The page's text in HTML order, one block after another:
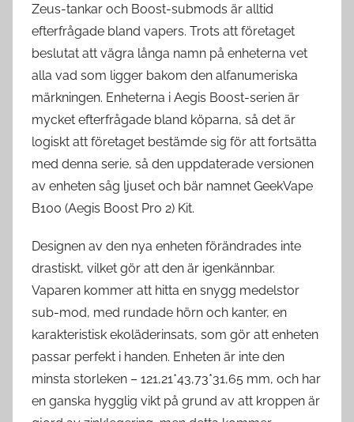
Zeus-tankar och Boost-submods är alltid
efterfrågade bland vapers. Trots att företaget
beslutat att vägra långa namn på enheterna vet
alla vad som ligger bakom den alfanumeriska
märkningen. Enheterna i Aegis Boost-serien är
mycket efterfrågade bland köparna, så det är
logiskt att företaget bestämde sig för att fortsätta
med denna serie, så den uppdaterade versionen
av enheten såg ljuset och bär namnet GeekVape
B100 (Aegis Boost Pro 2) Kit.
Designen av den nya enheten förändrades inte
drastiskt, vilket gör att den är igenkännbar.
Vaparen kommer att hitta en snygg medelstor
sub-mod, med rundade hörn och kanter, en
karakteristisk ekoläderinsats, som gör att enheten
passar perfekt i handen. Enheten är inte den
minsta storleken – 121,21*43,73*31,65 mm, och har
en ganska hygglig vikt på grund av att kroppen är